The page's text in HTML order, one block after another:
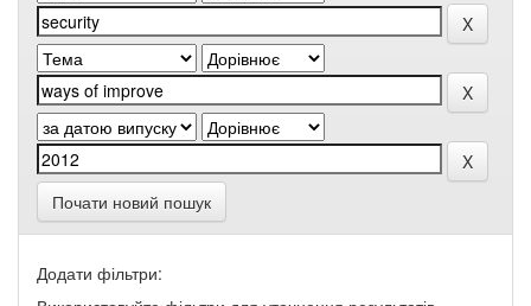
Почати новий пошук
Додати фільтри: